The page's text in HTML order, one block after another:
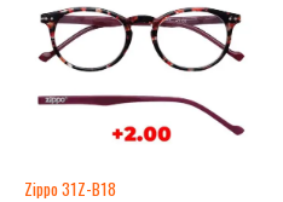
Zippo 31Z-B18